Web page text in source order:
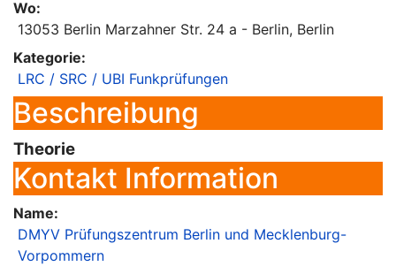
Wo:
13053 Berlin Marzahner Str. 24 a - Berlin, Berlin
Kategorie:
LRC / SRC / UBI Funkprüfungen
Beschreibung
Theorie
Kontakt Information
Name:
DMYV Prüfungszentrum Berlin und Mecklenburg-
Vorpommern